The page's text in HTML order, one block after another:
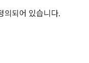
의되어 있습니다.